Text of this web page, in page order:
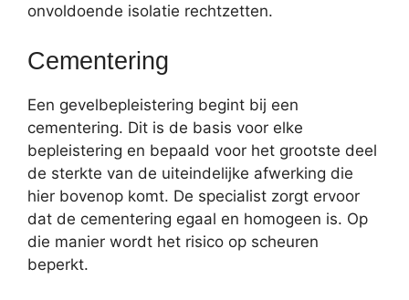
onvoldoende isolatie rechtzetten.
Cementering
Een gevelbepleistering begint bij een
cementering. Dit is de basis voor elke
bepleistering en bepaald voor het grootste deel
de sterkte van de uiteindelijke afwerking die
hier bovenop komt. De specialist zorgt ervoor
dat de cementering egaal en homogeen is. Op
die manier wordt het risico op scheuren
beperkt.